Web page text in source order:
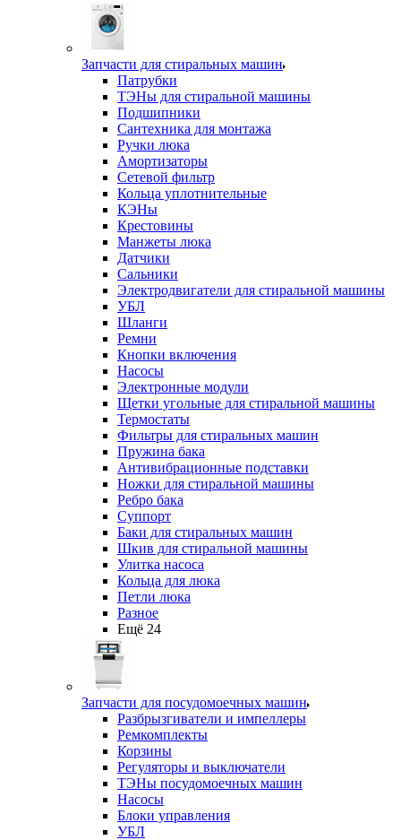
Запчасти для стиральных машин
Патрубки
ТЭНы для стиральной машины
Подшипники
Сантехника для монтажа
Ручки люка
Амортизаторы
Сетевой фильтр
Кольца уплотнительные
КЭНы
Крестовины
Манжеты люка
Датчики
Сальники
Электродвигатели для стиральной машины
УБЛ
Шланги
Ремни
Кнопки включения
Насосы
Электронные модули
Щетки угольные для стиральной машины
Термостаты
Фильтры для стиральных машин
Пружина бака
Антивибрационные подставки
Ножки для стиральной машины
Ребро бака
Суппорт
Баки для стиральных машин
Шкив для стиральной машины
Улитка насоса
Кольца для люка
Петли люка
Разное
Ещё 24
Запчасти для посудомоечных машин
Разбрызгиватели и импеллеры
Ремкомплекты
Корзины
Регуляторы и выключатели
ТЭНы посудомоечных машин
Насосы
Блоки управления
УБЛ